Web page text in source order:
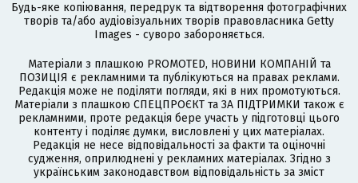
Будь-яке копіювання, передрук та відтворення фотографічних
творів та/або аудіовізуальних творів правовласника Getty
Images - суворо забороняється.
Матеріали з плашкою PROMOTED, НОВИНИ КОМПАНІЙ та
ПОЗИЦІЯ є рекламними та публікуються на правах реклами.
Редакція може не поділяти погляди, які в них промотуються.
Матеріали з плашкою СПЕЦПРОЄКТ та ЗА ПІДТРИМКИ також є
рекламними, проте редакція бере участь у підготовці цього
контенту і поділяє думки, висловлені у цих матеріалах.
Редакція не несе відповідальності за факти та оціночні
судження, оприлюднені у рекламних матеріалах. Згідно з
українським законодавством відповідальність за зміст